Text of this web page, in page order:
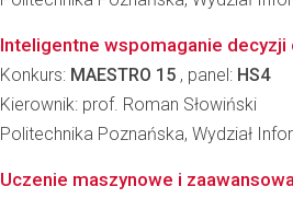
Inteligentne wspomaganie
Konkurs: MAESTRO 15 , panel: HS4
Kierownik: prof. Roman Słowiński
Politechnika Poznańska, Wydział
Uczenie maszynowe i